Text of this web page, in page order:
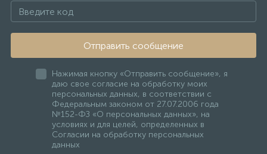
Отправить сообщение
Нажимая кнопку «Отправить сообщение», я
даю свое согласие на обработку моих
персональных данных, в соответствии с
Федеральным законом от 27.07.2006 года
№152-ФЗ «О персональных данных», на
условиях и для целей, определенных в
Согласии на обработку персональных
данных